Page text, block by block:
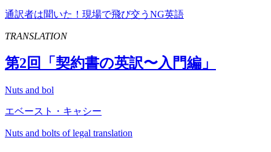
通訳者は聞いた！現場で飛び交うNG英語
TRANSLATION
第2回「契約書の英訳〜入門編」
Nuts and bol
エベースト・キャシー
Nuts and bolts of legal translation